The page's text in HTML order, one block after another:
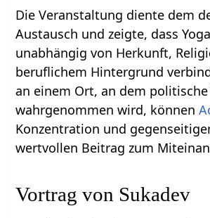
Die Veranstaltung diente dem
Austausch und zeigte, dass
unabhängig von Herkunft,
beruflichem Hintergrund
an einem Ort, an dem
wahrgenommen wird, können
Konzentration und
wertvollen Beitrag zum
Vortrag von Sukadev